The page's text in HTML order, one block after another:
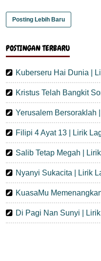
Posting Lebih Baru
POSTINGAN TERBARU
Kuberseru Hai Dunia |
Kristus Telah Bangkit
Yerusalem Bersoraklah
Filipi 4 Ayat 13 | Lirik
Salib Tetap Megah |
Nyanyi Sukacita | Lirik
KuasaMu
Di Pagi Nan Sunyi |